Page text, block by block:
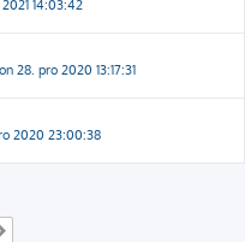
14:03:42
28. pro 2020 13:17:31
2020 23:00:38